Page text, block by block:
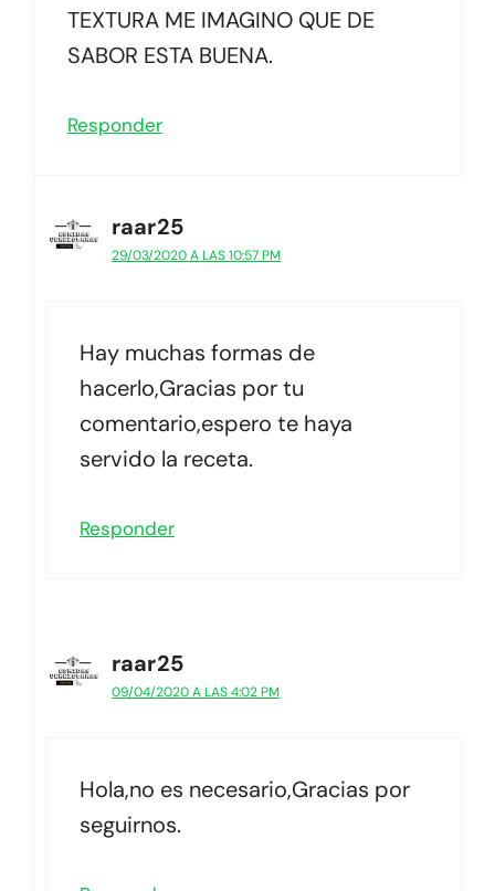
TEXTURA ME IMAGINO QUE DE
SABOR ESTA BUENA.
Responder
raar25
29/03/2020 A LAS 10:57 PM
Hay muchas formas de
hacerlo,Gracias por tu
comentario,espero te haya
servido la receta.
Responder
raar25
09/04/2020 A LAS 4:02 PM
Hola,no es necesario,Gracias por
seguirnos.